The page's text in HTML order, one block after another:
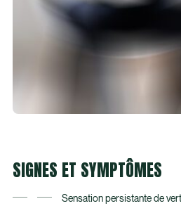
SIGNES ET SYMPTÔMES
Sensation persistante de